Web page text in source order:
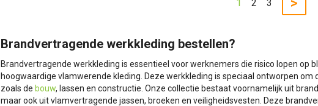
1 2 3
Brandvertragende werkkleding bestellen?
Brandvertragende werkkleding is essentieel voor werknemers die risico lopen op
hoogwaardige vlamwerende kleding. Deze werkkleding is speciaal ontworpen
zoals de bouw, lassen en constructie. Onze collectie bestaat voornamelijk uit
maar ook uit vlamvertragende jassen, broeken en veiligheidsvesten. Deze